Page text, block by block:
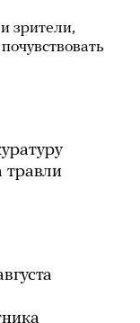
зрители,
травли